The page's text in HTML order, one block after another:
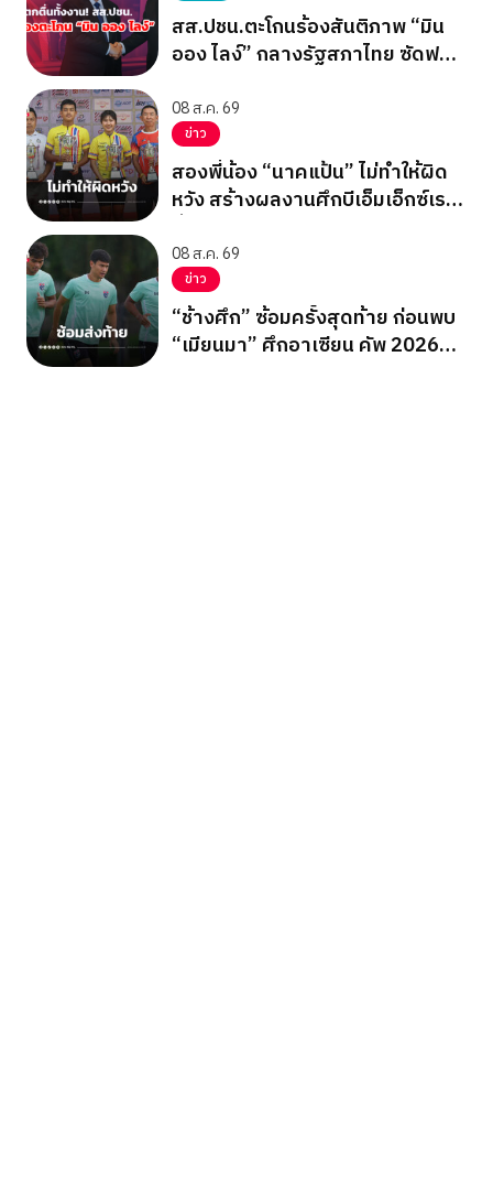
สส.ปชน.ตะโกนร้องสันติภาพ “มิน
ออง ไลง์” กลางรัฐสภาไทย ซัดฟอก
08 ส.ค. 69
ข่าว
สองพี่น้อง “นาคแป้น” ไม่ทำให้ผิด
หวัง สร้างผลงานศึกบีเอ็มเอ็กซ์เรซ
08 ส.ค. 69
ข่าว
“ช้างศึก” ซ้อมครั้งสุดท้าย ก่อนพบ
“เมียนมา” ศึกอาเซียน คัพ 2026